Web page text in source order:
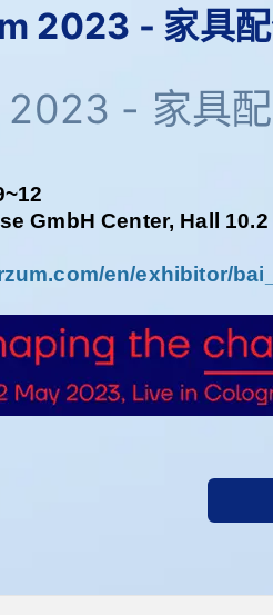
2023 - 家具
- 家具
GmbH Center, Hall 10.2
en/exhibitor/